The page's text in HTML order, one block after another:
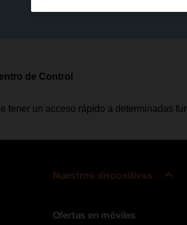
de Control
tener un acceso rápido a determinadas
Nuestros dispositivos
Ofertas en móviles